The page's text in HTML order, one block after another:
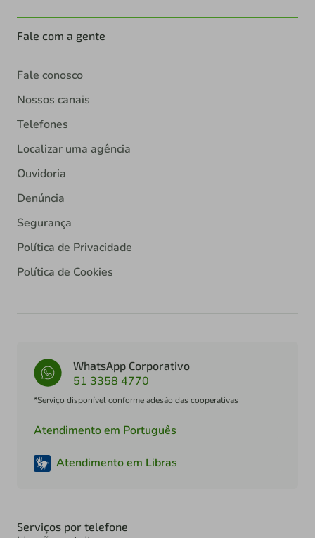
Fale com a gente
Fale conosco
Nossos canais
Telefones
Localizar uma agência
Ouvidoria
Denúncia
Segurança
Política de Privacidade
Política de Cookies
WhatsApp Corporativo
51 3358 4770
*Serviço disponível conforme adesão das cooperativas
Atendimento em Português
Atendimento em Libras
Serviços por telefone